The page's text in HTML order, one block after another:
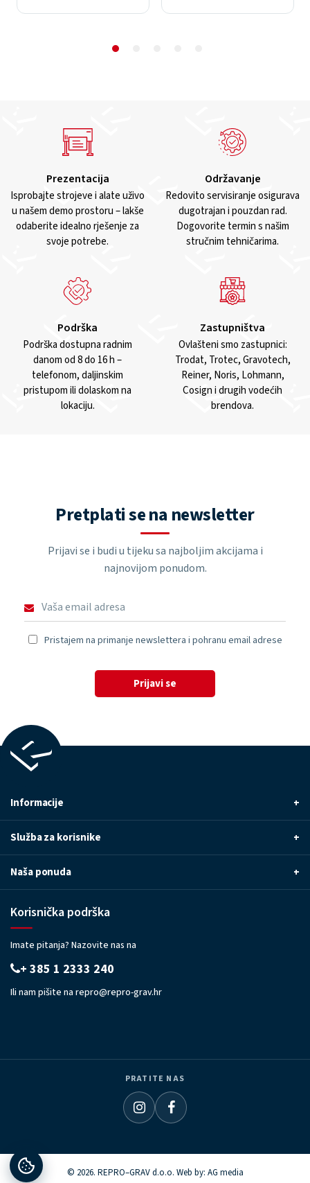
Prezentacija
Isprobajte strojeve i alate uživo
u našem demo prostoru – lakše
odaberite idealno rješenje za
svoje potrebe.
Održavanje
Redovito servisiranje osigurava
dugotrajan i pouzdan rad.
Dogovorite termin s našim
stručnim tehničarima.
Podrška
Podrška dostupna radnim
danom od 8 do 16 h –
telefonom, daljinskim
pristupom ili dolaskom na
lokaciju.
Zastupništva
Ovlašteni smo zastupnici:
Trodat, Trotec, Gravotech,
Reiner, Noris, Lohmann,
Cosign i drugih vodećih
brendova.
Pretplati se na newsletter
Prijavi se i budi u tijeku sa najboljim akcijama i
najnovijom ponudom.
Pristajem na primanje newslettera i pohranu email adrese
Prijavi se
Informacije +
Služba za korisnike +
Naša ponuda +
Korisnička podrška
Imate pitanja? Nazovite nas na
+ 385 1 2333 240
Ili nam pišite na repro@repro-grav.hr
PRATITE NAS
© 2026. REPRO–GRAV d.o.o. Web by: AG media